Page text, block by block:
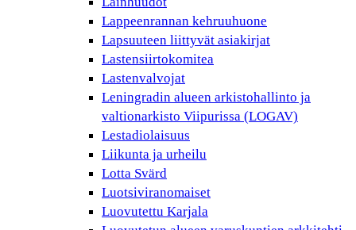
Lappeenrannan kehruuhuone
Lapsuuteen liittyvät asiakirjat
Lastensiirtokomitea
Lastenvalvojat
Leningradin alueen arkistohallinto ja
valtionarkisto Viipurissa (LOGAV)
Lestadiolaisuus
Liikunta ja urheilu
Lotta Svärd
Luotsiviranomaiset
Luovutettu Karjala